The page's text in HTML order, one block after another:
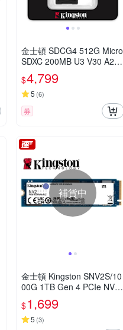
金士頓 SDCG4 512G Micro
SDXC 200MB U3 V30 A2
記憶卡 SDCG4/512GB
$4,799
5 (6)
券
補貨中
金士頓 Kingston SNV2S/10
00G 1TB Gen 4 PCIe NV2
1000GB SSD 固態硬碟
$1,699
5 (3)